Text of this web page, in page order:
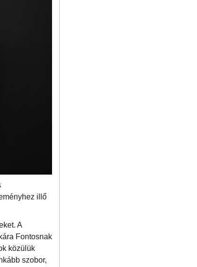
illő
A
Fontosnak
közülük
szobor,